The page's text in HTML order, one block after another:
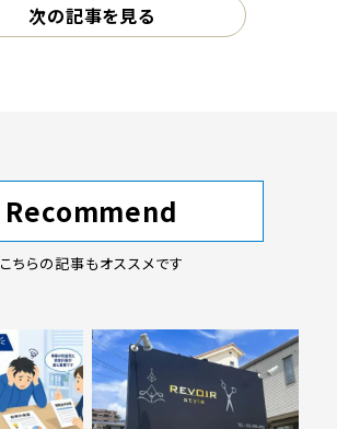
次の記事を見る
Recommend
こちらの記事もオススメです